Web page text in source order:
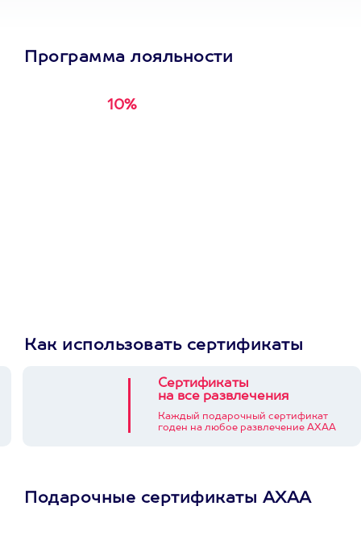
Программа лояльности
10%
Как использовать сертификаты
Сертификаты
на все развлечения
Каждый подарочный сертификат
годен на любое развлечение АХАА
Подарочные сертификаты АХАА